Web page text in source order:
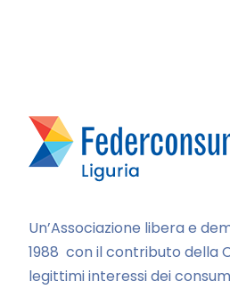
Un’Associazione libera e
1988 con il contributo della
legittimi interessi dei